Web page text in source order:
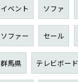
イベント ソファ
ソファー セール
群馬県 テレビボード